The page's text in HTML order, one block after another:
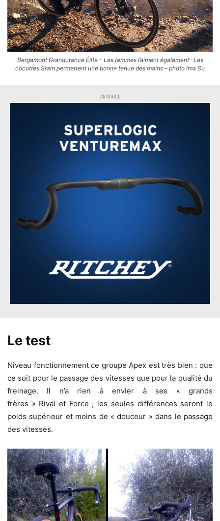
Bergamont Grandurance Élite – Les femmes l’aiment également -Les
cocottes Sram permettent une bonne tenue des mains – photo Ima Su
ANNONCE
Le test
Niveau fonctionnement ce groupe Apex est très bien : que
ce soit pour le passage des vitesses que pour la qualité du
freinage. Il n’a rien à envier à ses « grands
frères » Rival et Force ; les seules différences seront le
poids supérieur et moins de « douceur » dans le passage
des vitesses.